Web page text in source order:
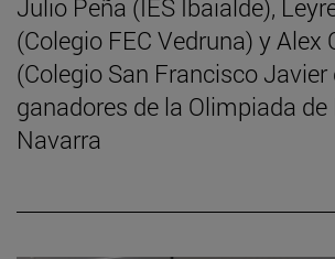
Julio Peña (IES Ibaialde),
(Colegio FEC Vedruna) y Alex
(Colegio San Francisco Javier
ganadores de la Olimpiada
Navarra